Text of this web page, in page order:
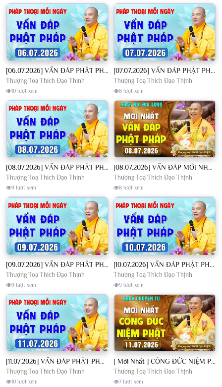
[06.07.2026] VẤN ĐÁP PHẬT PHÁP - Nghe Thầy giảng Pháp mỗi ngày CÔNG ĐỨC VÔ LƯỢNG│TT. Thích Đạo Thịnh
Thượng Toạ Thích Đạo Thịnh
10 lượt xem
[07.07.2026] VẤN ĐÁP PHẬT PHÁP - Nghe Thầy giảng Pháp mỗi ngày CÔNG ĐỨC VÔ LƯỢNG│TT. Thích Đạo Thịnh
Thượng Toạ Thích Đạo Thịnh
8 lượt xem
[08.07.2026] VẤN ĐÁP PHẬT PHÁP - Nghe Thầy giảng Pháp mỗi ngày CÔNG ĐỨC VÔ LƯỢNG│TT. Thích Đạo Thịnh
Thượng Toạ Thích Đạo Thịnh
9 lượt xem
[08.07.2026] VẤN ĐÁP MỚI NHẤT - Pháp Hội Địa Tạng Chùa Khai Nguyên | TT. Thích Đạo Thịnh
Thượng Toạ Thích Đạo Thịnh
8 lượt xem
[09.07.2026] VẤN ĐÁP PHẬT PHÁP - Nghe Thầy giảng Pháp mỗi ngày CÔNG ĐỨC VÔ LƯỢNG│TT. Thích Đạo Thịnh
Thượng Toạ Thích Đạo Thịnh
9 lượt xem
[10.07.2026] VẤN ĐÁP PHẬT PHÁP - Nghe Thầy giảng Pháp mỗi ngày CÔNG ĐỨC VÔ LƯỢNG│TT. Thích Đạo Thịnh
Thượng Toạ Thích Đạo Thịnh
9 lượt xem
[11.07.2026] VẤN ĐÁP PHẬT PHÁP - Nghe Thầy giảng Pháp mỗi ngày CÔNG ĐỨC VÔ LƯỢNG│TT. Thích Đạo Thịnh
Thượng Toạ Thích Đạo Thịnh
10 lượt xem
[ Mới Nhất ] CÔNG ĐỨC NIỆM PHẬT - Khoá Chuyên Tu Chùa Khai Nguyên 11/07/2026 | TT. Thích Đạo Thịnh
Thượng Toạ Thích Đạo Thịnh
7 lượt xem